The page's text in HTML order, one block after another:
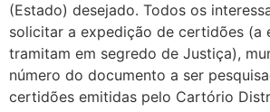
(Estado) desejado. Todos os
solicitar a expedição de certidões (a
tramitam em segredo de Justiça),
número do documento a ser
certidões emitidas pelo Cartório